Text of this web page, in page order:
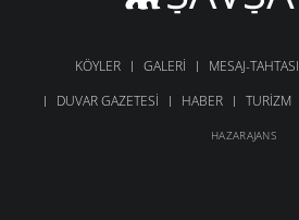
KÖYLER GALERI MESAJ-TAHTASI
DUVAR GAZETESI
HABER TURIZM
HAZARAJANS